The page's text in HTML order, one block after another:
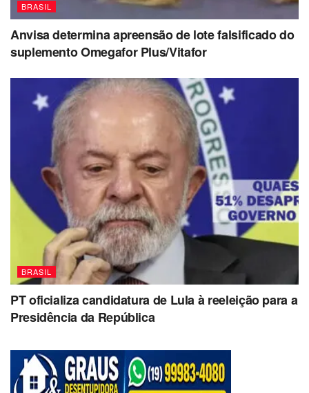
BRASIL
Anvisa determina apreensão de lote falsificado do
suplemento Omegafor Plus/Vitafor
BRASIL
PT oficializa candidatura de Lula à reeleição para a
Presidência da República